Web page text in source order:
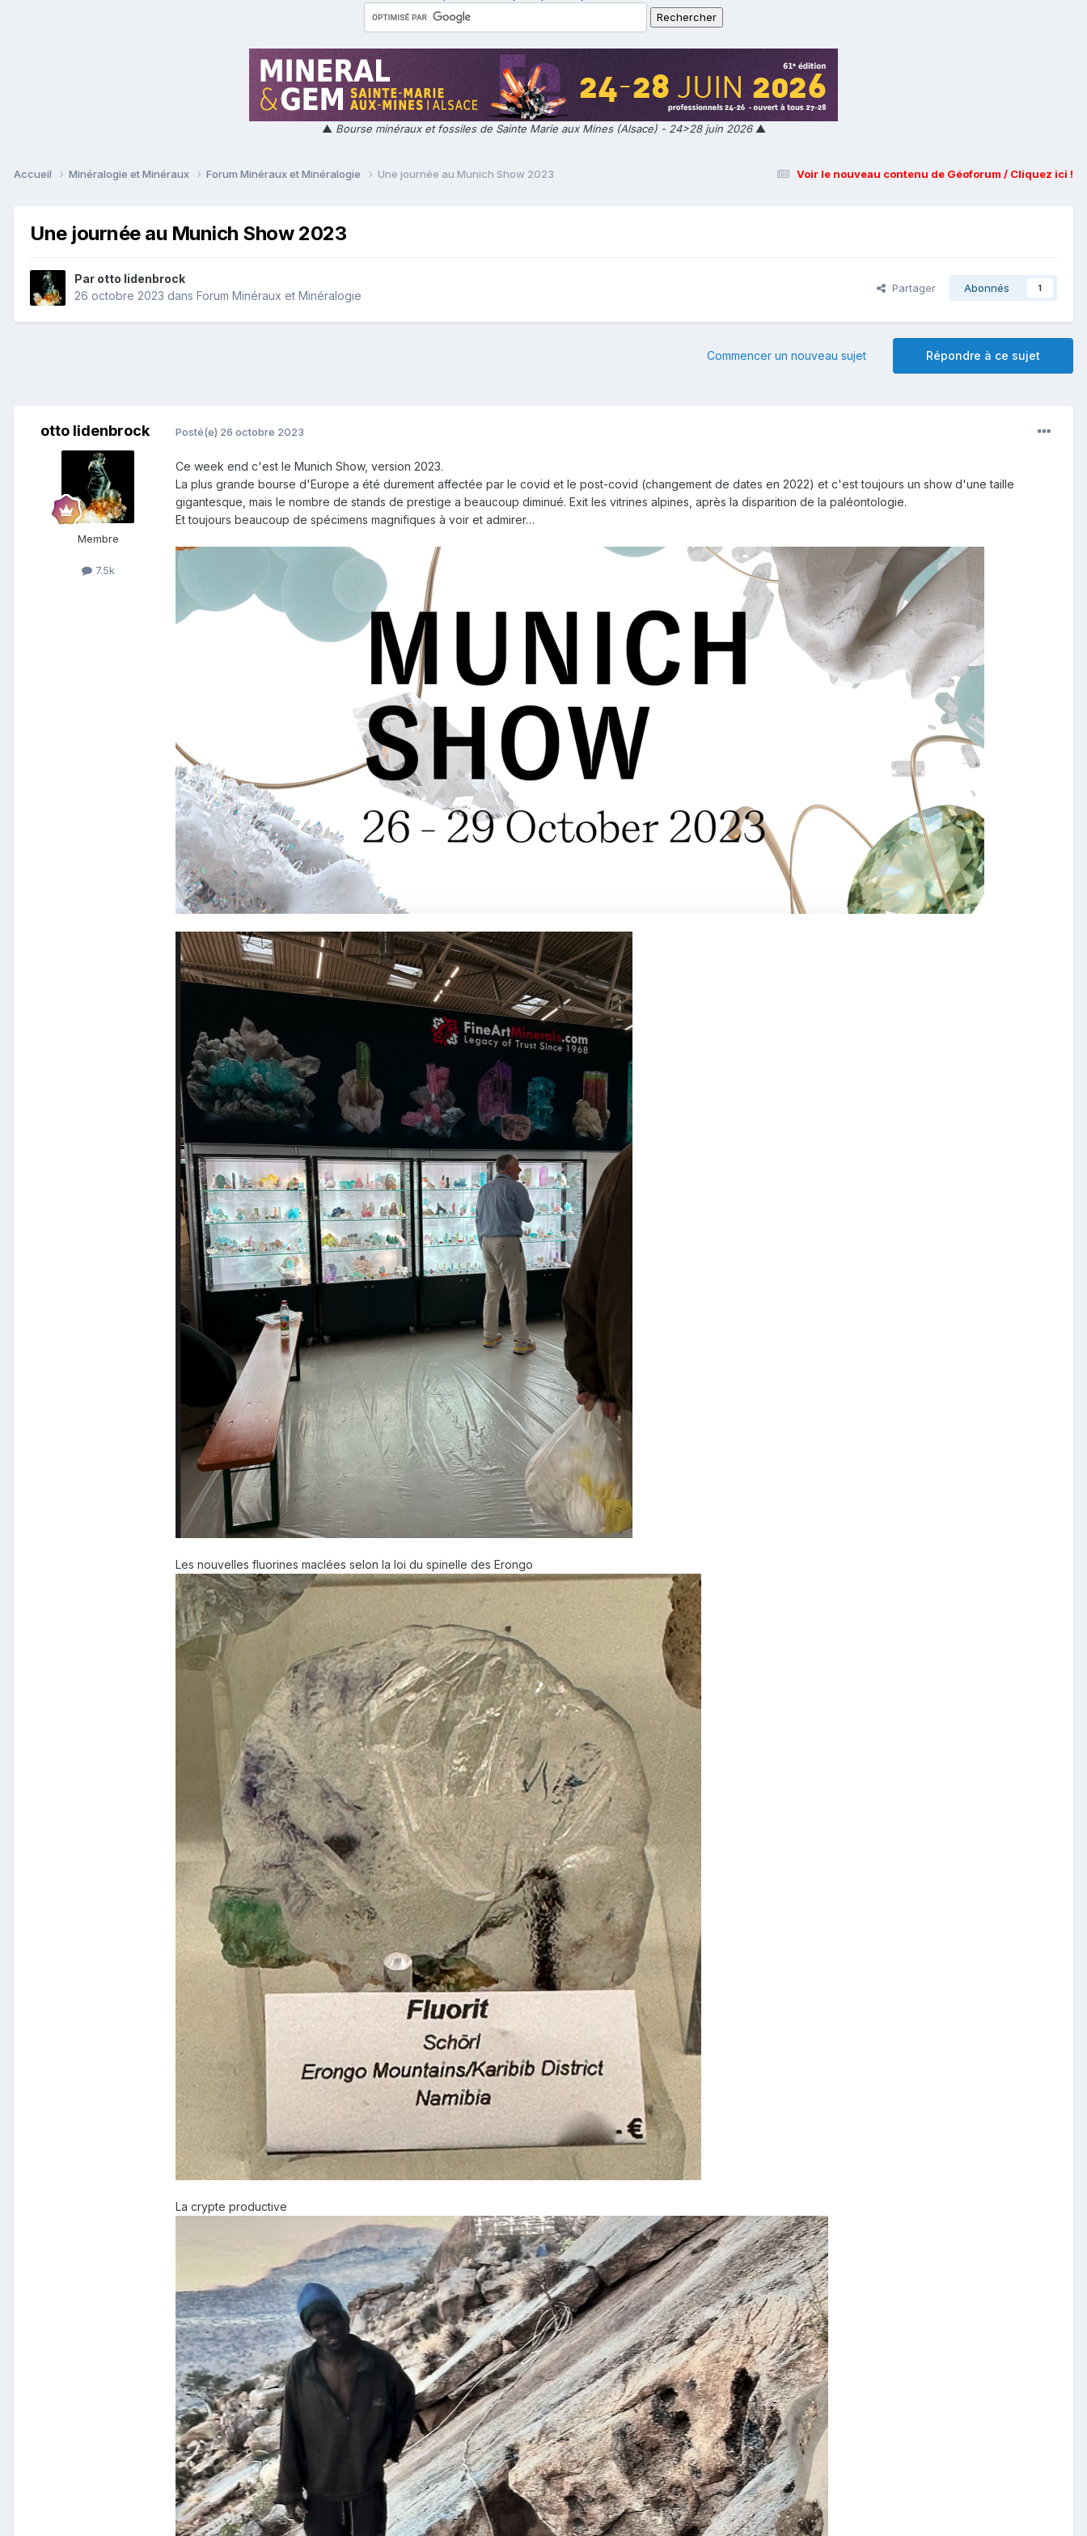
▲ Bourse minéraux et fossiles de Sainte Marie aux Mines (Alsace) - 24>28 juin 2026▲
Voir le nouveau contenu de Géoforum / Cliquez ici !
Accueil Minéralogie et Minéraux Forum Minéraux et Minéralogie Une journée au Munich Show 2023
Une journée au Munich Show 2023
Par otto lidenbrock
26 octobre 2023 dans Forum Minéraux et Minéralogie
Partager Abonnés 1
Répondre à ce sujet
Commencer un nouveau sujet
otto lidenbrock
Membre
7.5k
Posté(e) 26 octobre 2023
Ce week end c'est le Munich Show, version 2023.
La plus grande bourse d'Europe a été durement affectée par le covid et le post-covid (changement de dates en 2022) et c'est toujours un show d'une taille
gigantesque, mais le nombre de stands de prestige a beaucoup diminué. Exit les vitrines alpines, après la disparition de la paléontologie.
Et toujours beaucoup de spécimens magnifiques à voir et admirer…
Les nouvelles fluorines maclées selon la loi du spinelle des Erongo
La crypte productive